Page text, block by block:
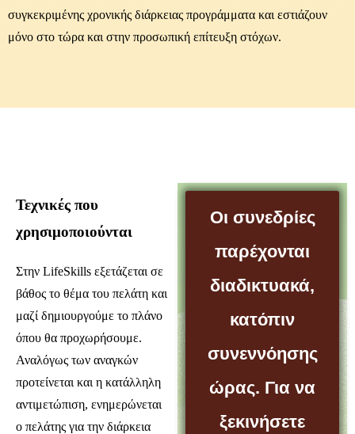
συγκεκριμένης χρονικής διάρκειας προγράμματα και εστιάζουν
μόνο στο τώρα και στην προσωπική επίτευξη στόχων.
Τεχνικές που
χρησιμοποιούνται
Στην LifeSkills εξετάζεται σε
βάθος το θέμα του πελάτη και
μαζί δημιουργούμε το πλάνο
όπου θα προχωρήσουμε.
Αναλόγως των αναγκών
προτείνεται και η κατάλληλη
αντιμετώπιση, ενημερώνεται
ο πελάτης για την διάρκεια
Οι συνεδρίες
παρέχονται
διαδικτυακά,
κατόπιν
συνεννόησης
ώρας. Για να
ξεκινήσετε